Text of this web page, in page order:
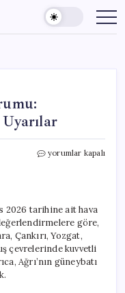
12
Meteorolojiden
Önemli
Uyarılar
için
yorumlar kapalı
2026 tarihine ait hava
göre,
Çankırı, Yozgat,
çevrelerinde kuvvetli
Ağrı’nın güneybatı